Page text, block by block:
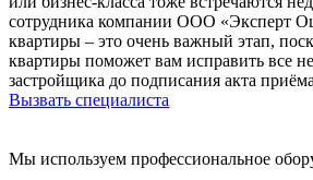
сотрудника компании ООО «Эксперт
квартиры – это очень важный этап,
квартиры поможет вам исправить все
застройщика до подписания акта
Вызвать специалиста
Мы используем профессиональное